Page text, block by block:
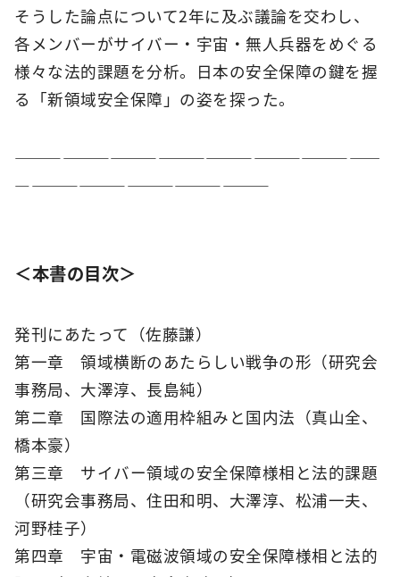
そうした論点について2年に及ぶ議論を交わし、
各メンバーがサイバー・宇宙・無人兵器をめぐる
様々な法的課題を分析。日本の安全保障の鍵を握
る「新領域安全保障」の姿を探った。
―――――――――――――――――――――――
――――――――――――――――
＜本書の目次＞
発刊にあたって（佐藤謙）
第一章 領域横断のあたらしい戦争の形（研究会
事務局、大澤淳、長島純）
第二章 国際法の適用枠組みと国内法（真山全、
橋本豪）
第三章 サイバー領域の安全保障様相と法的課題
（研究会事務局、住田和明、大澤淳、松浦一夫、
河野桂子）
第四章 宇宙・電磁波領域の安全保障様相と法的